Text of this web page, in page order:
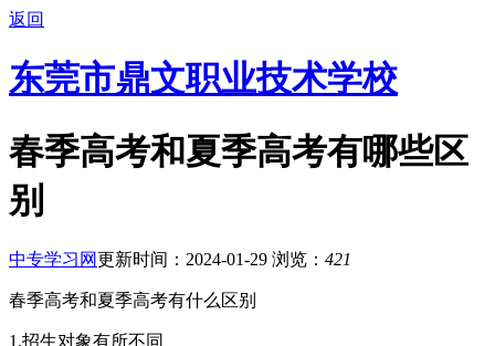
返回
东莞市鼎文职业技术学校
春季高考和夏季高考有哪些区
别
中专学习网更新时间：2024-01-29 浏览： 421
春季高考和夏季高考有什么区别
1.招生对象有所不同